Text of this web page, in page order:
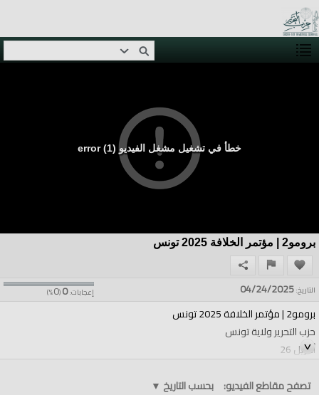
خطأ في تشغيل مشغل الفيديو (1) error
برومو2 | مؤتمر الخلافة 2025 تونس
إعجابات:0
(
0
%) التاريخ:04/24/2025
برومو2 | مؤتمر الخلافة 2025 تونس
حزب التحرير ولاية تونس
أفريل 26
تصفح مقاطع الفيديو: بحسب التاريخ ▼